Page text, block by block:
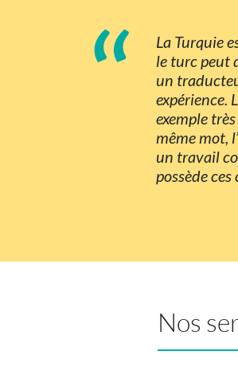
“
La Turquie
le turc peut
un
expérience.
exemple
même mot,
un travail
possède
Nos